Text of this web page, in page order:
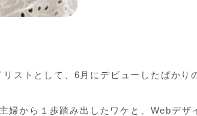
ストとして、6月にデビューしたばかり
婦から１歩踏み出したワケと、Webデ